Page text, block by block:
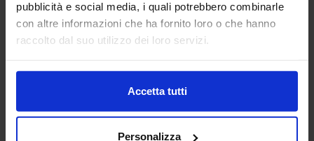
pubblicità e social media, i quali potrebbero combinarle
con altre informazioni che ha fornito loro o che hanno
raccolto dal suo utilizzo dei loro servizi.
Accetta tutti
Personalizza